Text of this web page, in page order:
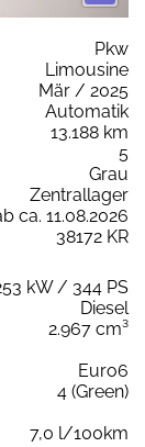
Pkw
Limousine
Mär / 2025
Automatik
13.188 km
5
Grau
Zentrallager
ca. 11.08.2026
38172 KR
kW / 344 PS
Diesel
2.967 cm³
Euro6
4 (Green)
7,0 l/100km